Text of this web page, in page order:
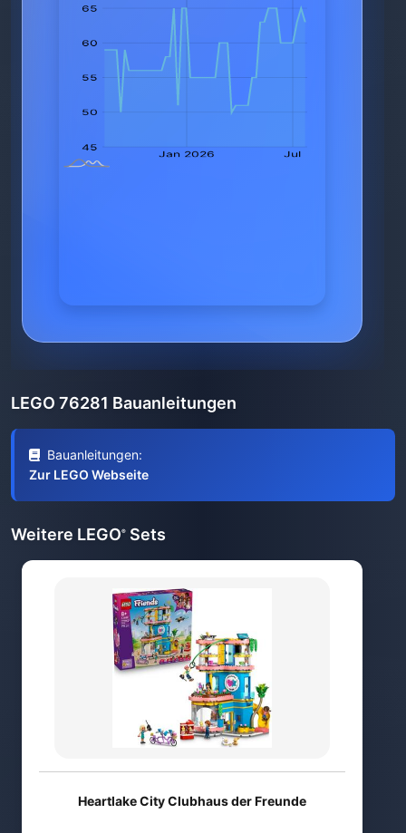
LEGO 76281 Bauanleitungen
Bauanleitungen:
Zur LEGO Webseite
Weitere LEGO® Sets
Heartlake City Clubhaus der Freunde